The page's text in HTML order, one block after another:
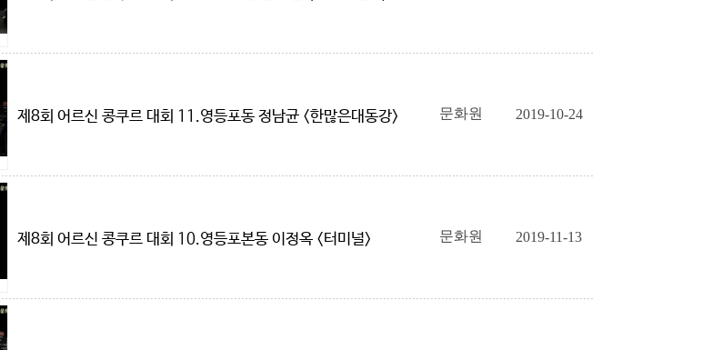
제8회 어르신 콩쿠르 대회 11.영등포동 정남균 <한많은대동강> 문화원 2019-10-24
제8회 어르신 콩쿠르 대회 10.영등포본동 이정옥 <터미널> 문화원 2019-11-13